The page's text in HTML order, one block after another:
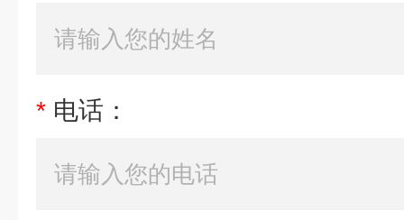
* 电话：